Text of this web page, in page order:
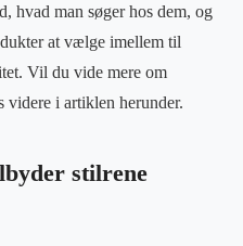
hvad man søger hos dem, og
at vælge imellem til
Vil du vide mere om
videre i artiklen herunder.
stilrene